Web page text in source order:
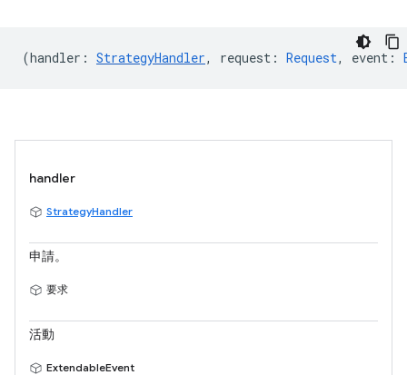
(handler : StrategyHandler, request : Request, event :
handler
StrategyHandler
申請。
要求
活動
ExtendableEvent